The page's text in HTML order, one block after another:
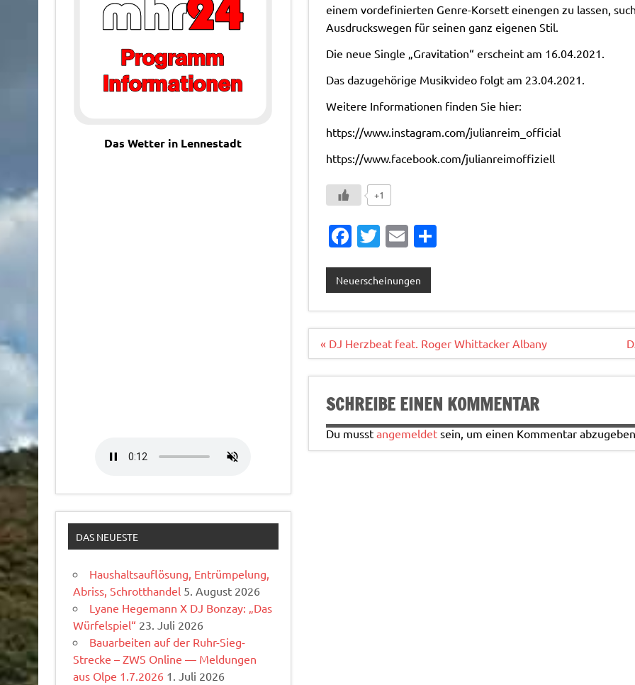
einem vordefinierten Genre-Korsett einengen zu lassen,
Ausdruckswegen für seinen ganz eigenen Stil.
Die neue Single „Gravitation“ erscheint am 16.04.2021.
Das dazugehörige Musikvideo folgt am 23.04.2021.
Weitere Informationen finden Sie hier:
https://www.instagram.com/julianreim_official
https://www.facebook.com/julianreimoffiziell
+1
Fa
e
b
o
o
k
T
it
te
r
E
ai
l
T
n
Neuerscheinungen
Beitragsnavigation
« DJ Herzbeat feat. Roger Whittacker Albany
SCHREIBE EINEN KOMMENTAR
Du musst angemeldetsein, um einen Kommentar
Das Wetter in Lennestadt
DAS NEUESTE
Haushaltsauflösung, Entrümpelung,
Abriss, Schrotthandel 5. August 2026
Lyane Hegemann X DJ Bonzay: „Das
Würfelspiel“ 23. Juli 2026
Bauarbeiten auf der Ruhr-Sieg-
Strecke – ZWS Online — Meldungen
aus Olpe 1.7.2026 1. Juli 2026